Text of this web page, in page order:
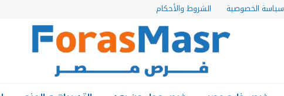
سياسة الخصوصية الشروط والأحكام